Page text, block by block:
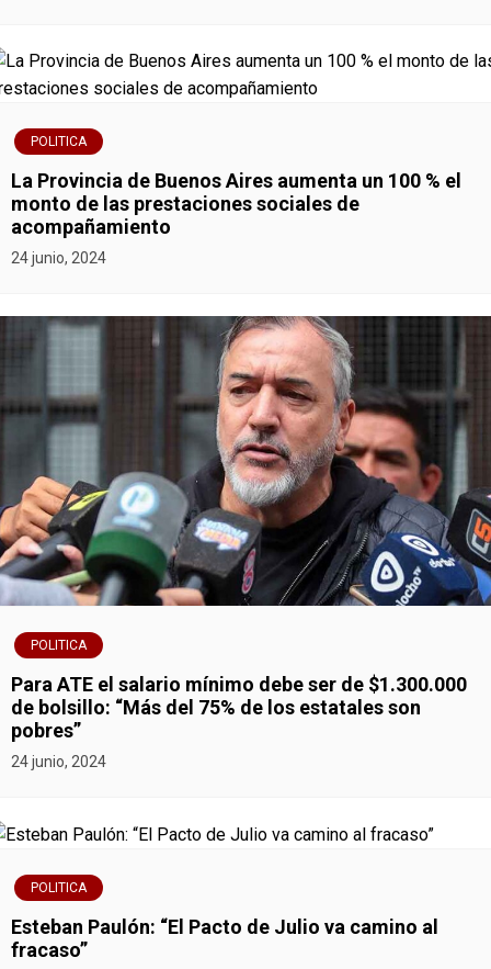
e
t
r
a
d
a
s
POLITICA
La Provincia de Buenos Aires aumenta un 100 % el
monto de las prestaciones sociales de
acompañamiento
24 junio, 2024
POLITICA
Para ATE el salario mínimo debe ser de $1.300.000
de bolsillo: “Más del 75% de los estatales son
pobres”
24 junio, 2024
POLITICA
Esteban Paulón: “El Pacto de Julio va camino al
fracaso”